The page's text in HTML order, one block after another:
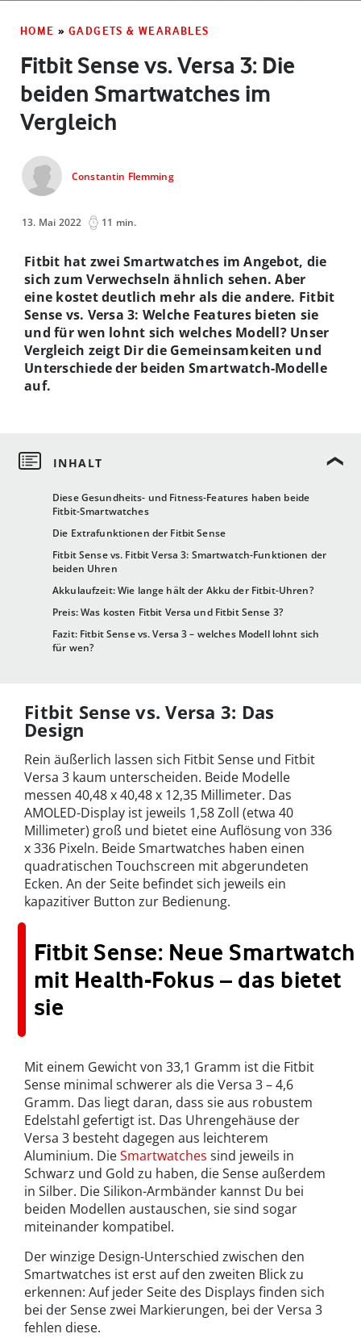
HOME » GADGETS & WEARABLES
Fitbit Sense vs. Versa 3: Die
beiden Smartwatches im
Vergleich
Constantin Flemming
13. Mai 2022 11 min.
Diese Gesundheits- und Fitness-Features haben beide
Fitbit-Smartwatches
Die Extrafunktionen der Fitbit Sense
Fitbit Sense vs. Fitbit Versa 3: Smartwatch-Funktionen der
beiden Uhren
Akkulaufzeit: Wie lange hält der Akku der Fitbit-Uhren?
Preis: Was kosten Fitbit Versa und Fitbit Sense 3?
Fazit: Fitbit Sense vs. Versa 3 – welches Modell lohnt sich
für wen?
Fitbit hat zwei Smartwatches im Angebot, die
sich zum Verwechseln ähnlich sehen. Aber
eine kostet deutlich mehr als die andere. Fitbit
Sense vs. Versa 3: Welche Features bieten sie
und für wen lohnt sich welches Modell? Unser
Vergleich zeigt Dir die Gemeinsamkeiten und
Unterschiede der beiden Smartwatch-Modelle
auf.
Fitbit Sense vs. Versa 3: Das
Design
Rein äußerlich lassen sich Fitbit Sense und Fitbit
Versa 3 kaum unterscheiden. Beide Modelle
messen 40,48 x 40,48 x 12,35 Millimeter. Das
AMOLED-Display ist jeweils 1,58 Zoll (etwa 40
Millimeter) groß und bietet eine Auflösung von 336
x 336 Pixeln. Beide Smartwatches haben einen
quadratischen Touchscreen mit abgerundeten
Ecken. An der Seite befindet sich jeweils ein
kapazitiver Button zur Bedienung.
Fitbit Sense: Neue Smartwatch
mit Health-Fokus – das bietet
sie
Mit einem Gewicht von 33,1 Gramm ist die Fitbit
Sense minimal schwerer als die Versa 3 – 4,6
Gramm. Das liegt daran, dass sie aus robustem
Edelstahl gefertigt ist. Das Uhrengehäuse der
Versa 3 besteht dagegen aus leichterem
Aluminium. DieSmartwatches sind jeweils in
Schwarz und Gold zu haben, die Sense außerdem
in Silber. Die Silikon-Armbänder kannst Du bei
beiden Modellen austauschen, sie sind sogar
miteinander kompatibel.
Der winzige Design-Unterschied zwischen den
Smartwatches ist erst auf den zweiten Blick zu
erkennen: Auf jeder Seite des Displays finden sich
bei der Sense zwei Markierungen, bei der Versa 3
fehlen diese.